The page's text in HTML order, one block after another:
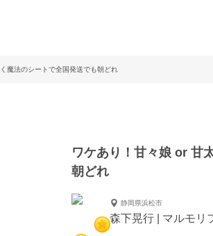
法のシートで全国発送でも朝どれ
ワケあり！甘々娘 or
朝どれ
静岡県浜松市
森下晃行 | マルモリ